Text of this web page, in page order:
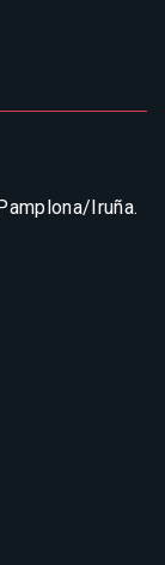
Iruña.